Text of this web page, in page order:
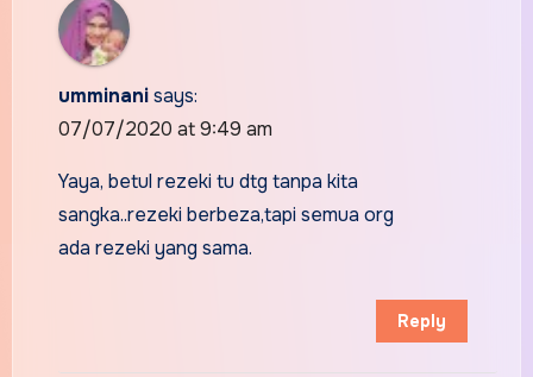
umminanisays:
07/07/2020 at 9:49 am
Yaya, betul rezeki tu dtg tanpa kita
sangka..rezeki berbeza,tapi semua org
ada rezeki yang sama.
Reply